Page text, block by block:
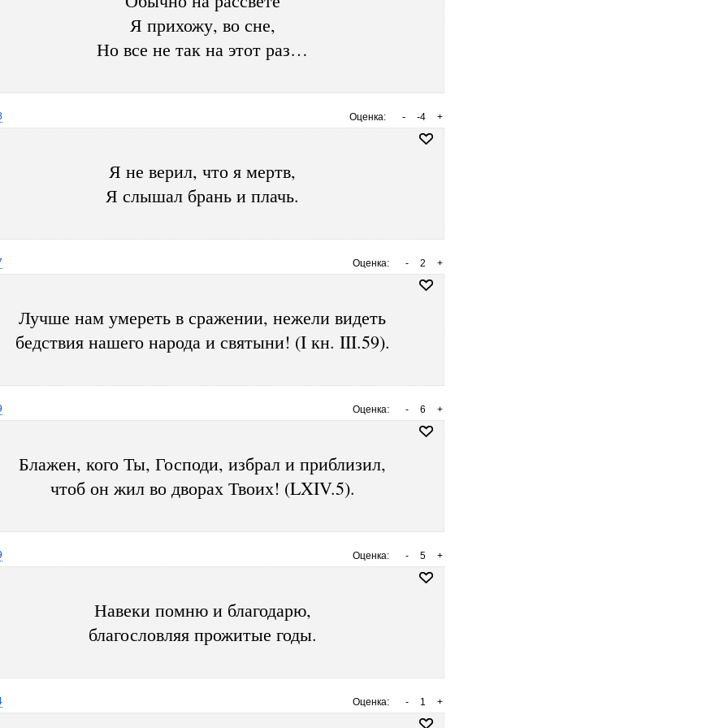
Я прихожу, во сне,
Но все не так на этот раз…
Оценка: +
-4
-
Я не верил, что я мертв,
Я слышал брань и плачь.
Оценка: +
2
-
Лучше нам умереть в сражении, нежели видеть
бедствия нашего народа и святыни! (I кн. III.59).
Оценка: +
6
-
Блажен, кого Ты, Господи, избрал и приблизил,
чтоб он жил во дворах Твоих! (LXIV.5).
Оценка: +
5
-
Навеки помню и благодарю,
благословляя прожитые годы.
Оценка: +
1
-